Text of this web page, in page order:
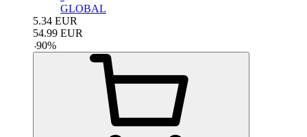
GLOBAL
5.34 EUR
54.99 EUR
-90%